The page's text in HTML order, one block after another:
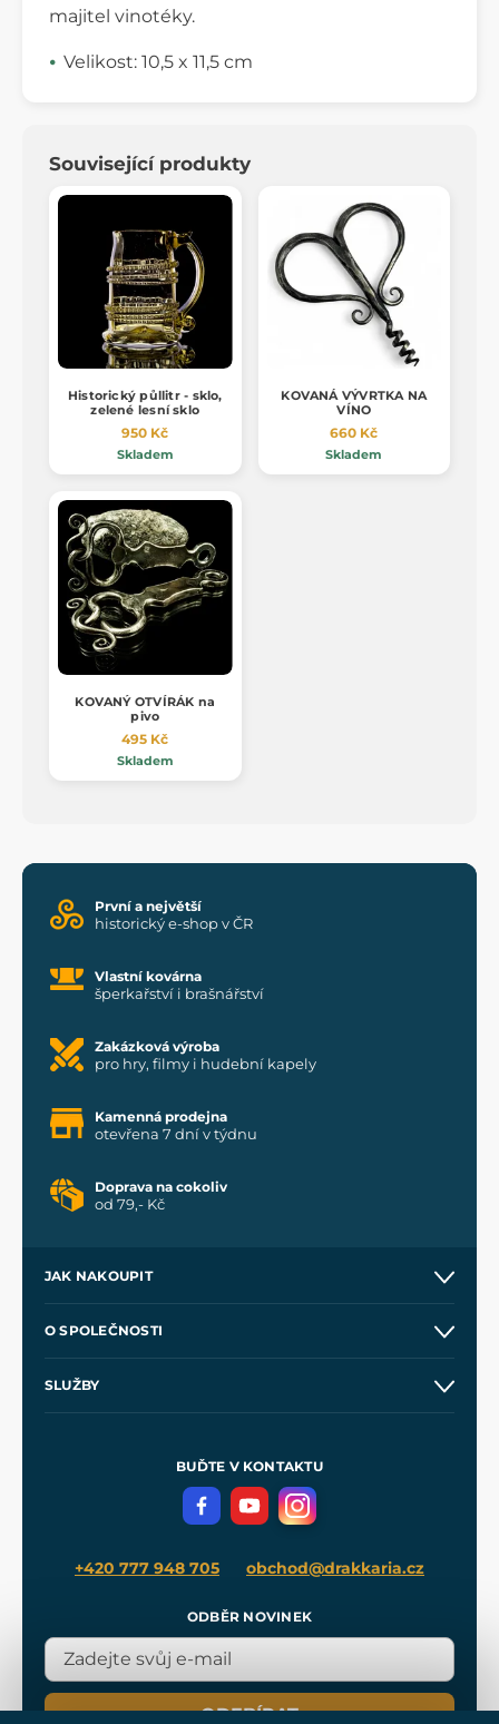
majitel vinotéky.
Velikost: 10,5 x 11,5 cm
Související produkty
Historický půllitr - sklo,
zelené lesní sklo
950 Kč
Skladem
KOVANÁ VÝVRTKA NA
VÍNO
660 Kč
Skladem
KOVANÝ OTVÍRÁK na
pivo
495 Kč
Skladem
První a největší
historický e-shop v ČR
Vlastní kovárna
šperkařství i brašnářství
Zakázková výroba
pro hry, filmy i hudební kapely
Kamenná prodejna
otevřena 7 dní v týdnu
Doprava na cokoliv
od 79,- Kč
JAK NAKOUPIT
Velkoobchod
O SPOLEČNOSTI
SLUŽBY
Meče pro Kingdom Come
BUĎTE V KONTAKTU
+420 777 948 705 obchod@drakkaria.cz
ODBĚR NOVINEK
ODEBÍRAT